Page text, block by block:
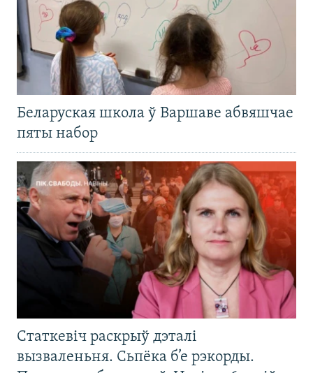
Беларуская школа ў Варшаве абвяшчае
пяты набор
Статкевіч раскрыў дэталі
вызваленьня. Сьпёка б’е рэкорды.